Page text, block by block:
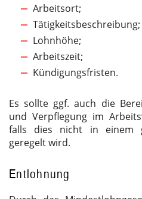
Arbeitsort;
Tätigkeitsbeschreibung;
Lohnhöhe;
Arbeitszeit;
Kündigungsfristen.
Es sollte ggf. auch die
und Verpflegung im
falls dies nicht in einem
geregelt wird.
Entlohnung